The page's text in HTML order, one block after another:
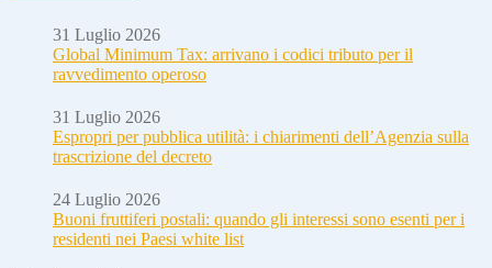
31 Luglio 2026
Global Minimum Tax: arrivano i codici tributo per il
ravvedimento operoso
31 Luglio 2026
Espropri per pubblica utilità: i chiarimenti dell’Agenzia sulla
trascrizione del decreto
24 Luglio 2026
Buoni fruttiferi postali: quando gli interessi sono esenti per i
residenti nei Paesi white list